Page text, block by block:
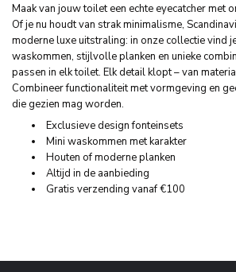
Maak van jouw toilet een echte eyecatcher met
Of je nu houdt van strak minimalisme,
moderne luxe uitstraling: in onze collectie vind
waskommen, stijlvolle planken en unieke
passen in elk toilet. Elk detail klopt – van
Combineer functionaliteit met vormgeving en
die gezien mag worden.
Exclusieve design fonteinsets
Mini waskommen met karakter
Houten of moderne planken
Altijd in de aanbieding
Gratis verzending vanaf €100